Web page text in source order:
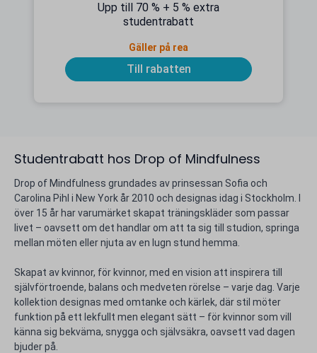
Upp till 70 % + 5 % extra
studentrabatt
Gäller på rea
Till rabatten
Studentrabatt hos Drop of Mindfulness
Drop of Mindfulness grundades av prinsessan Sofia och
Carolina Pihl i New York år 2010 och designas idag i Stockholm. I
över 15 år har varumärket skapat träningskläder som passar
livet – oavsett om det handlar om att ta sig till studion, springa
mellan möten eller njuta av en lugn stund hemma.
Skapat av kvinnor, för kvinnor, med en vision att inspirera till
självförtroende, balans och medveten rörelse – varje dag. Varje
kollektion designas med omtanke och kärlek, där stil möter
funktion på ett lekfullt men elegant sätt – för kvinnor som vill
känna sig bekväma, snygga och självsäkra, oavsett vad dagen
bjuder på.